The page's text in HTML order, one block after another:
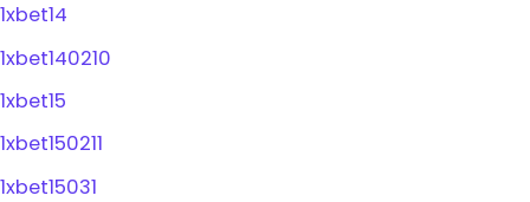
1xbet14
1xbet140210
1xbet15
1xbet150211
1xbet15031